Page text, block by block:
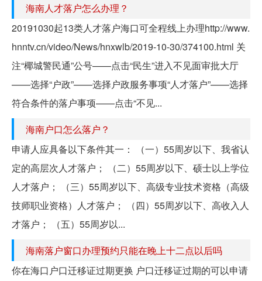
海南人才落户怎么办理？
20191030起13类人才落户海口可全程线上办理http://www.
hnntv.cn/video/News/hnxwlb/2019-10-30/374100.html 关
注“椰城警民通”公号——点击“民生”进入不见面审批大厅
——选择“户政”——选择户政服务事项“人才落户”——选择
符合条件的落户事项——点击“不见...
海南户口怎么落户？
申请人应具备以下条件其一： （一）55周岁以下、我省认
定的高层次人才落户； （二）55周岁以下、硕士以上学位
人才落户； （三）55周岁以下、高级专业技术资格（高级
技师职业资格）人才落户； （四）55周岁以下、高收入人
才落户； （五）55周岁以...
海南落户窗口办理预约只能在晚上十二点以后吗
你在海口户口迁移证过期更换 户口迁移证过期的可以申请